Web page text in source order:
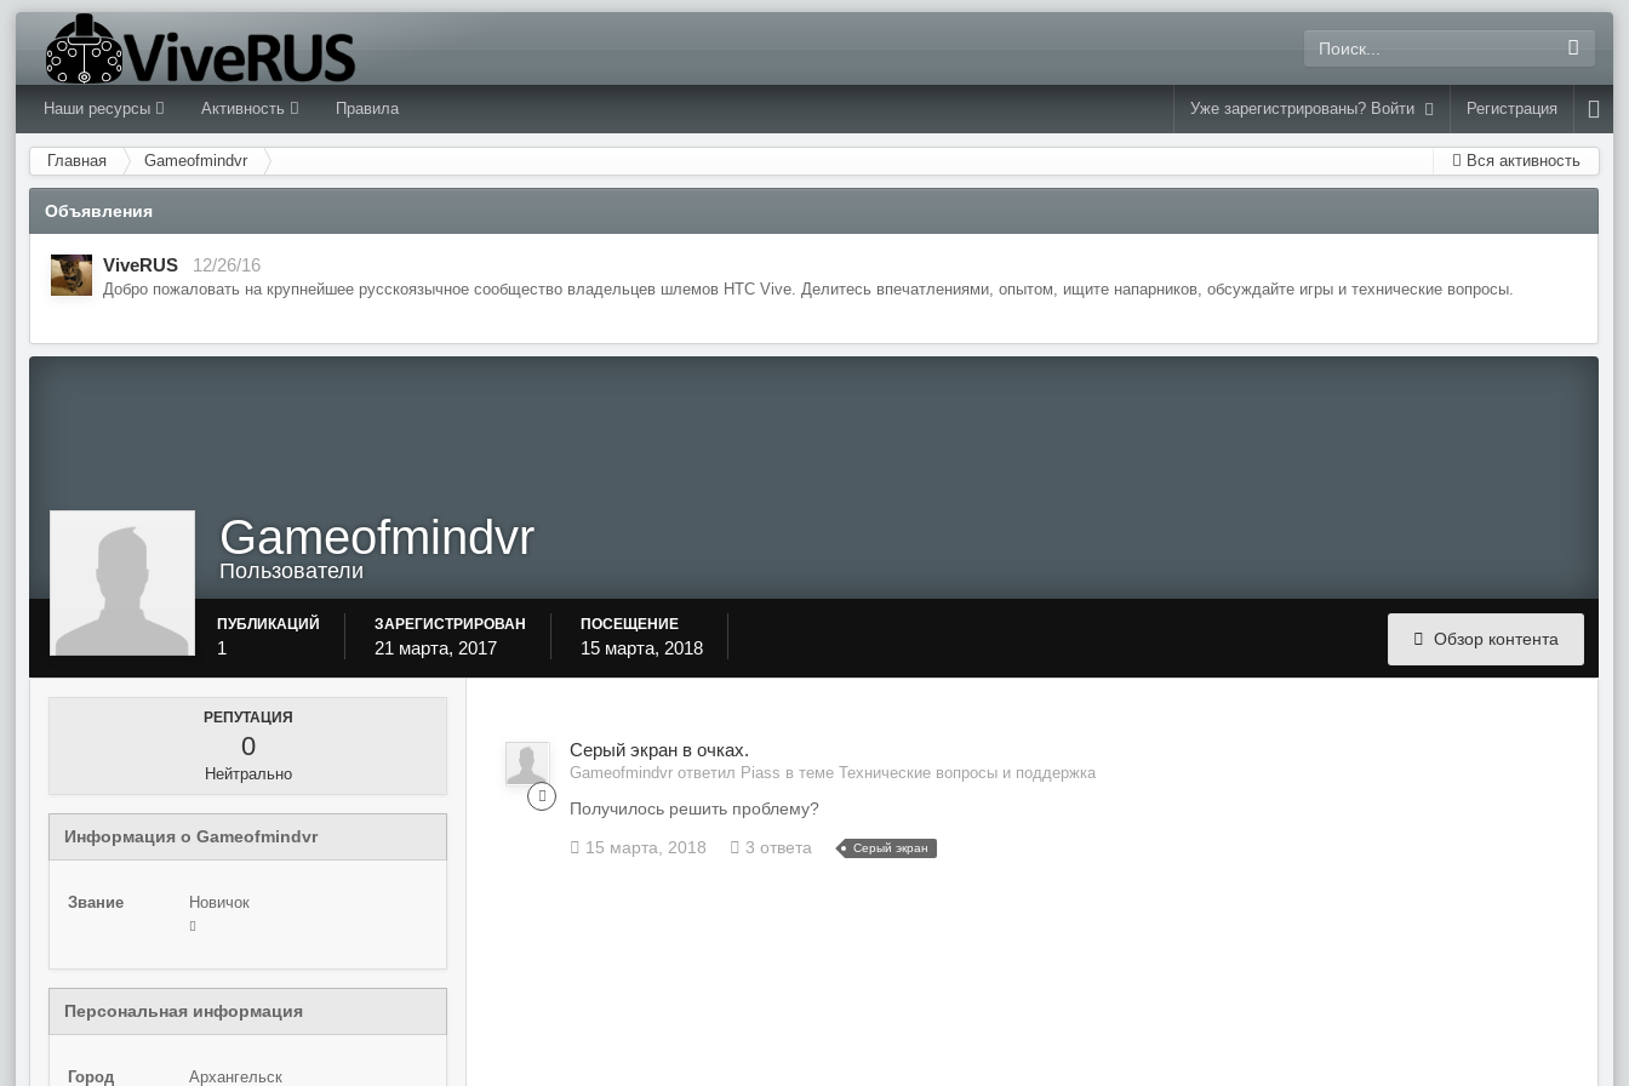
Наши ресурсы Активность Правила Уже зарегистрированы? Войти Регистрация
Вся активность
Главная Gameofmindvr
Объявления
ViveRUS 12/26/16
Добро пожаловать на крупнейшее русскоязычное сообщество владельцев шлемов HTC Vive. Делитесь впечатлениями, опытом, ищите напарников, обсуждайте игры и технические вопросы.
Gameofmindvr
Пользователи
Обзор контента
ПУБЛИКАЦИЙ
1
ЗАРЕГИСТРИРОВАН
21 марта, 2017
ПОСЕЩЕНИЕ
15 марта, 2018
РЕПУТАЦИЯ
0
Нейтрально
Информация о Gameofmindvr
Звание Новичок
Персональная информация
Город Архангельск
Серый экран в очках.
Gameofmindvr ответил Piass в темеТехнические вопросы и поддержка
Получилось решить проблему?
15 марта, 2018
3 ответа Серый экран